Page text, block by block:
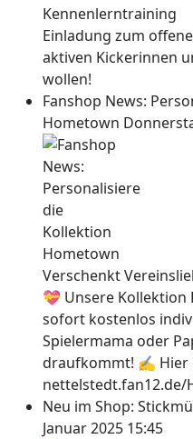
Einladung zum
aktiven Kickerinnen
wollen!
Fanshop News:
Hometown
Verschenkt
💝 Unsere
sofort kostenlos
Spielermama oder
draufkommt! ✍ Hier
nettelstedt.fan12.de/
Neu im Shop:
Januar 2025 15:45